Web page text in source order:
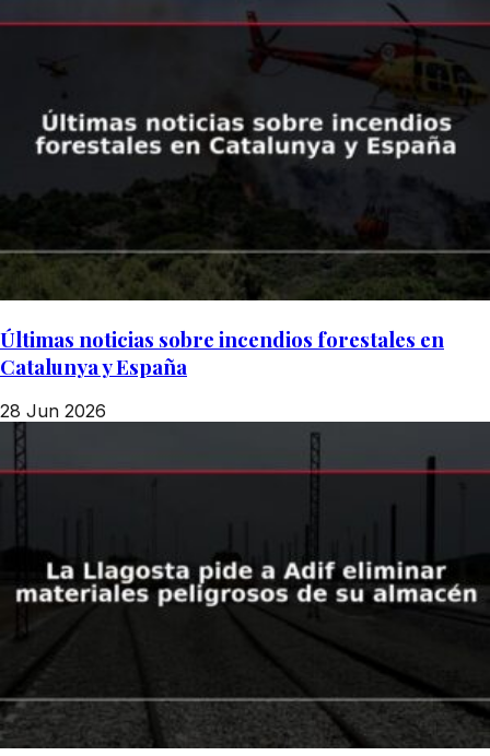
Últimas noticias sobre incendios forestales en
Catalunya y España
28 Jun 2026